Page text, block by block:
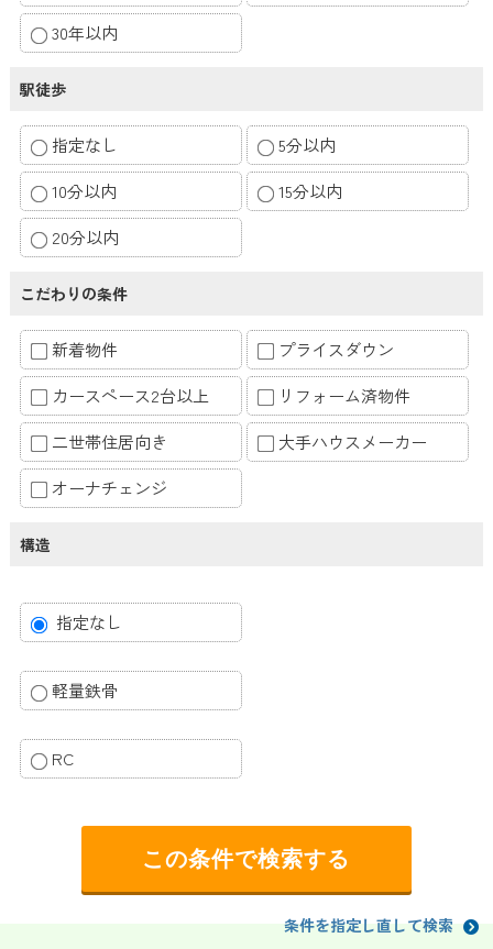
30年以内
駅徒歩
指定なし
5分以内
10分以内
15分以内
20分以内
こだわりの条件
新着物件
プライスダウン
カースペース2台以上
リフォーム済物件
二世帯住居向き
大手ハウスメーカー
オーナチェンジ
構造
指定なし
軽量鉄骨
RC
条件を指定し直して検索